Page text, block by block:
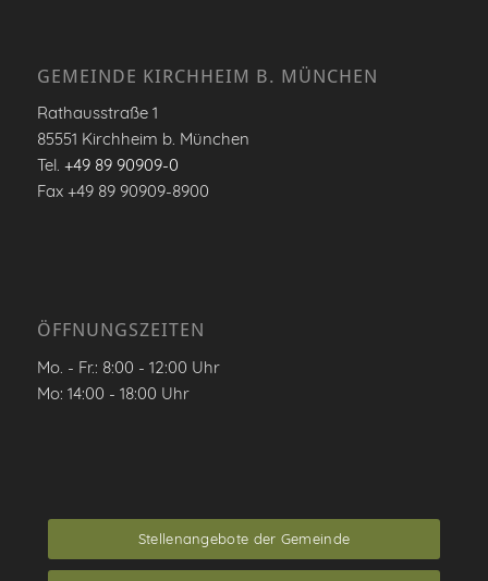
GEMEINDE KIRCHHEIM B. MÜNCHEN
Rathausstraße 1
85551 Kirchheim b. München
Tel. +49 89 90909-0
Fax +49 89 90909-8900
ÖFFNUNGSZEITEN
Mo. - Fr.: 8:00 - 12:00 Uhr
Mo: 14:00 - 18:00 Uhr
Stellenangebote der Gemeinde